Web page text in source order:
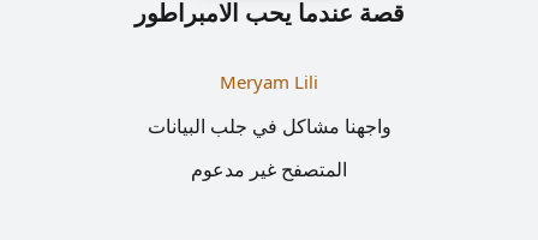
قصة عندما يحب الامبراطور
Meryam Lili
واجهنا مشاكل في جلب البيانات
المتصفح غير مدعوم